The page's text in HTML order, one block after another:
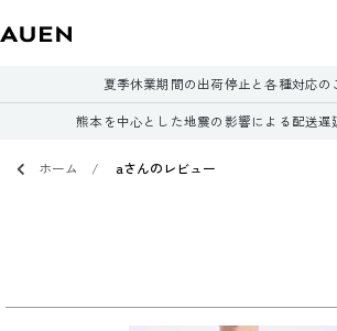
夏季休業期間の出荷停止と各種対応の
熊本を中心とした地震の影響による配送遅
ホーム aさんのレビュー